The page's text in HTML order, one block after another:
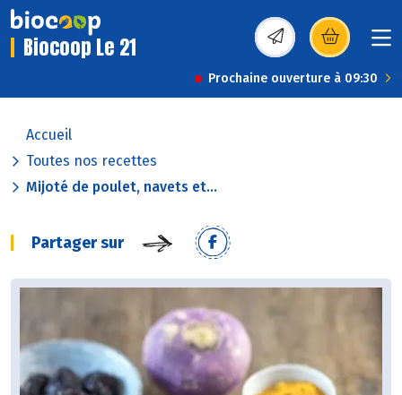
Biocoop Le 21 (s’ouvre dans une
Prochaine ouverture à 09:30
Accueil
Toutes nos recettes
Mijoté de poulet, navets et...
Partager sur